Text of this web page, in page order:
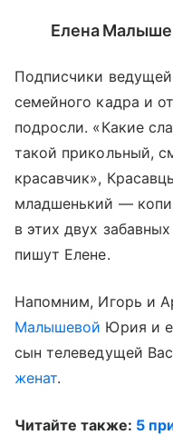
Елена
Подписчики
семейного кадра и
подросли. «Какие
такой прикольный,
красавчик»,
младшенький —
в этих двух
пишут Елене.
Напомним, Игорь и
Малышевой Юрия и
сын телеведущей
женат.
Читайте также: 5